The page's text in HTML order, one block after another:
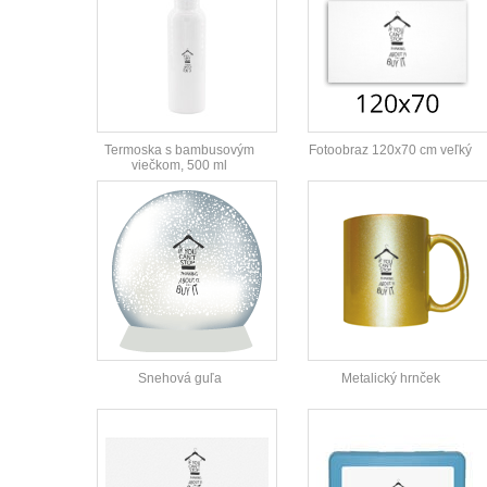
Termoska s bambusovým
viečkom, 500 ml
Fotoobraz 120x70 cm veľký
Snehová guľa Metalický hrnček